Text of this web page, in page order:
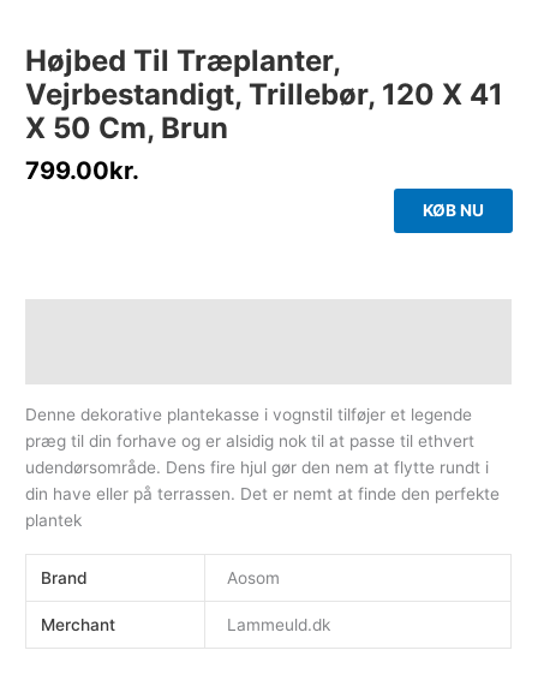
Højbed Til Træplanter,
Vejrbestandigt, Trillebør, 120 X 41
X 50 Cm, Brun
799.00kr.
KØB NU
Denne dekorative plantekasse i vognstil tilføjer et legende
præg til din forhave og er alsidig nok til at passe til ethvert
udendørsområde. Dens fire hjul gør den nem at flytte rundt i
din have eller på terrassen. Det er nemt at finde den perfekte
plantek
Brand Aosom
Merchant Lammeuld.dk